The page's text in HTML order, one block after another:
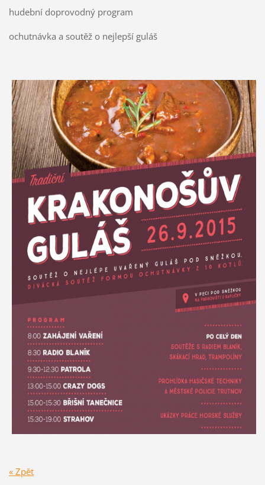
hudební doprovodný program
ochutnávka a soutěž o nejlepší guláš
« Zpět